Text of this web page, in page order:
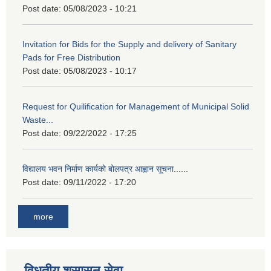
Post date: 05/08/2023 - 10:21
Invitation for Bids for the Supply and delivery of Sanitary
Pads for Free Distribution
Post date: 05/08/2023 - 10:17
Request for Quilification for Management of Municipal Solid
Waste...
Post date: 09/22/2022 - 17:25
विद्यालय भवन निर्माण कार्यको बोलपत्र आह्वान सूचना......
Post date: 09/11/2022 - 17:20
more